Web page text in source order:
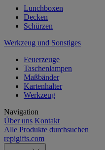
Lunchboxen
Decken
Schürzen
Werkzeug und Sonstiges
Feuerzeuge
Taschenlampen
Maßbänder
Kartenhalter
Werkzeug
Navigation
Über uns Kontakt
Alle Produkte durchsuchen
repigifts.com